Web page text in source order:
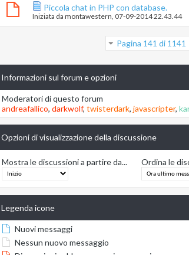
Piccola chat in PHP con database.
Iniziata da montawestern‎, 07-09-2014 22.43.44
Pagina 141 di 1141
Informazioni sul forum e opzioni
Moderatori di questo forum
andreafallico, darkwolf, twisterdark, javascripter,
Opzioni di visualizzazione della discussione
Mostra le discussioni a partire da... Ordina le
Legenda icone
Nuovi messaggi
Nessun nuovo messaggio